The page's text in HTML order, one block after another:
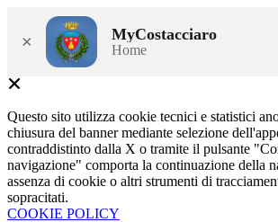
× MyCostacciaro
Home
Questo sito utilizza cookie tecnici e statistici
chiusura del banner mediante selezione
contraddistinto dalla X o tramite il pulsante
navigazione" comporta la continuazione della
assenza di cookie o altri strumenti di
sopracitati.
COOKIE POLICY